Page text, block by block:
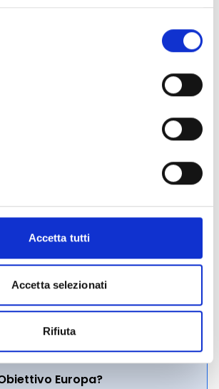
Accetta tutti
Accetta selezionati
Rifiuta
di verificarle con attenzione (Cfr.
ai
adottati
dei criteri ti aiuterà a capire se la
prioritari ai fini della
Contatta i
e-mail:
Europa?